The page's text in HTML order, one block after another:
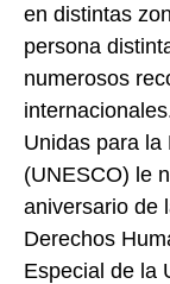
en distintas
persona
numerosos
Unidas para la
(UNESCO) le
aniversario de
Derechos
Especial de la